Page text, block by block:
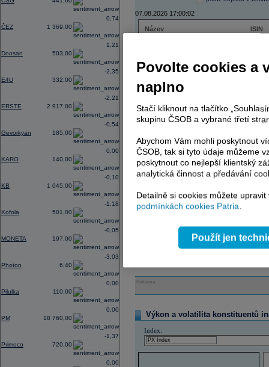
ČEZ 1 369,00
0,74
Doosan 503,00
1,21
E4U 332,00
-2,35
ERSTE 2 917,00
-2,21
Gevorkyan 185,00
-0,54
KARO 140,00
0,00
KB 1 045,00
-0,10
Kofola 501,00
-1,18
MONETA 197,00
-0,05
Photon 6,40
-3,03
Pilulka 110,00
0,00
PM 18 760,00
0,00
Primoco 720,00
-1,37
0,00
07.08.2026 17:00:02
Název
ISIN
ERSTE BANK
TMR
AD index - vývoj
Region
Reklama
Výkon a volatilita konstituentů
Index:
Povolte cookies a
naplno
Stačí kliknout na tlačítko
skupinu ČSOB a vybrané třetí
Abychom Vám mohli poskytnout
ČSOB, tak si tyto údaje můžeme
poskytnout co nejlepší klientský
analytická činnost a předávání
Detailně si cookies můžete
podmínkách cookies Patria.
Použít jen